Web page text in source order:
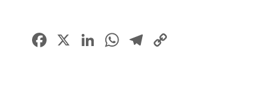
Facebook
X LinkedIn
WhatsApp
Telegram